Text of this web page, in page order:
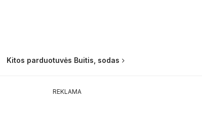
Kitos parduotuvės Buitis, sodas
REKLAMA